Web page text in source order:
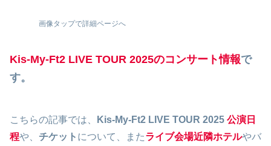
画像タップで詳細ページへ
Kis-My-Ft2 LIVE TOUR 2025のコンサート情報で
す。
こちらの記事では、 Kis-My-Ft2 LIVE TOUR 2025 公演日
程や、 チケット について、またライブ会場近隣ホテルやバ